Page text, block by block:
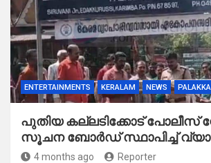
ENTERTAINMENTS KERALAM NEWS
പുതിയ കല്ലടിക്കോട് പോലീസ്
സൂചന ബോർഡ് സ്ഥാപിച്ച്
4 months ago Reporter